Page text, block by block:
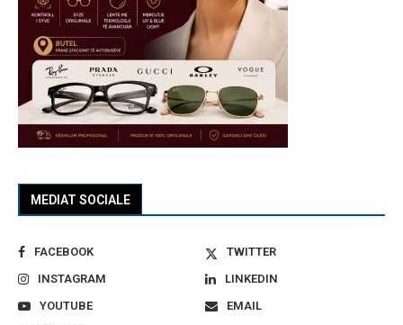
MEDIAT SOCIALE
FACEBOOK
TWITTER
INSTAGRAM
LINKEDIN
YOUTUBE
EMAIL